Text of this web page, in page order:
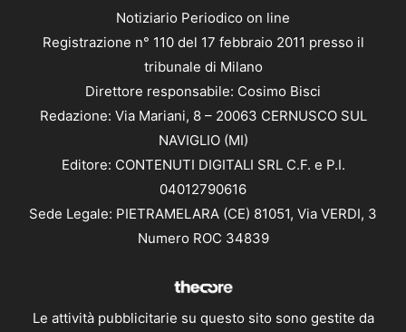
Notiziario Periodico on line
Registrazione n° 110 del 17 febbraio 2011 presso il
tribunale di Milano
Direttore responsabile: Cosimo Bisci
Redazione: Via Mariani, 8 – 20063 CERNUSCO SUL
NAVIGLIO (MI)
Editore: CONTENUTI DIGITALI SRL C.F. e P.I.
04012790616
Sede Legale: PIETRAMELARA (CE) 81051, Via VERDI, 3
Numero ROC 34839
Le attività pubblicitarie su questo sito sono gestite da